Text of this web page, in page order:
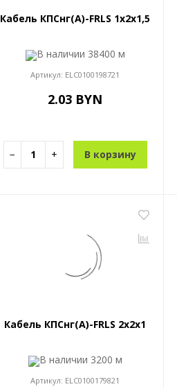
Кабель КПСнг(A)-FRLS 1x2x1,5
В наличии 38400 м
Артикул: ELC0100198721
2.03 BYN
− + В корзину
Кабель КПСнг(A)-FRLS 2x2x1
В наличии 3200 м
Артикул: ELC0100179821